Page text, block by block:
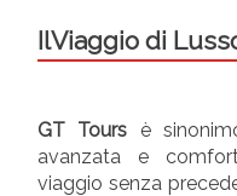
IlViaggio di
GT Tours è
avanzata e
viaggio senza